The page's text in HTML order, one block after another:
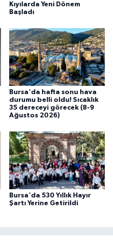
Kıyılarda Yeni Dönem
Başladı
Bursa'da hafta sonu hava
durumu belli oldu! Sıcaklık
35 dereceyi görecek (8-9
Ağustos 2026)
Bursa'da 530 Yıllık Hayır
Şartı Yerine Getirildi